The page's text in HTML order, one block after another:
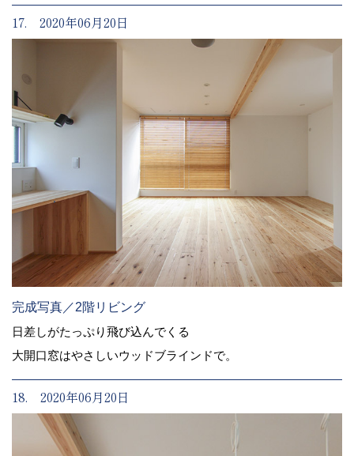
17. 2020年06月20日
完成写真／2階リビング
日差しがたっぷり飛び込んでくる
大開口窓はやさしいウッドブラインドで。
18. 2020年06月20日